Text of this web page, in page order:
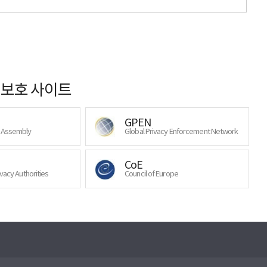
호 사이트
GPEN
Global Privacy Enforcement Network
Authorities
CoE
Council of Europe